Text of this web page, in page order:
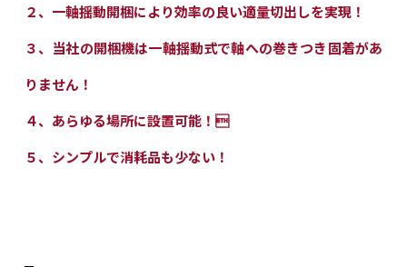
２、一軸揺動開梱により効率の良い適量切出しを実現！
３、当社の開梱機は一軸揺動式で軸への巻きつき固着があ
りません！
４、あらゆる場所に設置可能！
５、シンプルで消耗品も少ない！